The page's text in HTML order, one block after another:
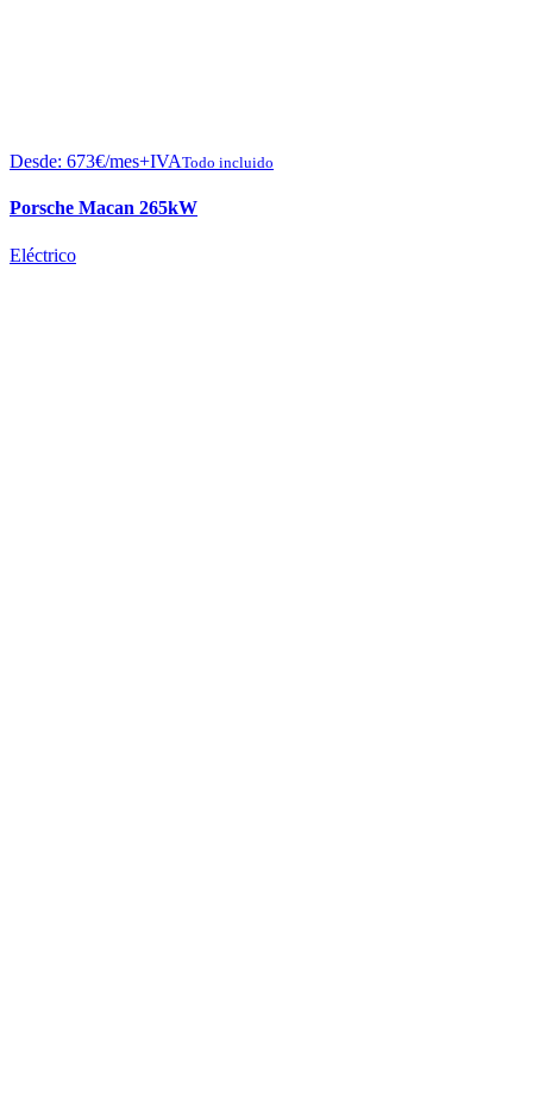
Desde: 673€/mes+IVATodo incluido
Porsche Macan 265kW
Eléctrico